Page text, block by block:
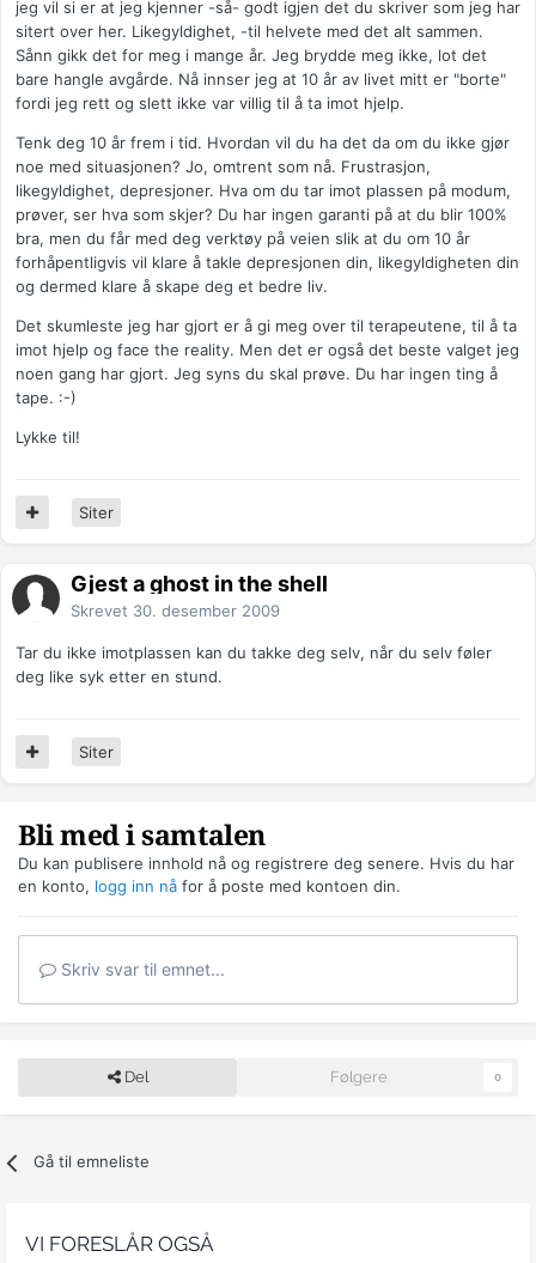
jeg vil si er at jeg kjenner -så- godt igjen det du skriver som jeg har
sitert over her. Likegyldighet, -til helvete med det alt sammen.
Sånn gikk det for meg i mange år. Jeg brydde meg ikke, lot det
bare hangle avgårde. Nå innser jeg at 10 år av livet mitt er "borte"
fordi jeg rett og slett ikke var villig til å ta imot hjelp.
Tenk deg 10 år frem i tid. Hvordan vil du ha det da om du ikke gjør
noe med situasjonen? Jo, omtrent som nå. Frustrasjon,
likegyldighet, depresjoner. Hva om du tar imot plassen på modum,
prøver, ser hva som skjer? Du har ingen garanti på at du blir 100%
bra, men du får med deg verktøy på veien slik at du om 10 år
forhåpentligvis vil klare å takle depresjonen din, likegyldigheten din
og dermed klare å skape deg et bedre liv.
Det skumleste jeg har gjort er å gi meg over til terapeutene, til å ta
imot hjelp og face the reality. Men det er også det beste valget jeg
noen gang har gjort. Jeg syns du skal prøve. Du har ingen ting å
tape. :-)
Lykke til!
Siter
Gjest a ghost in the shell
Skrevet 30. desember 2009
Tar du ikke imotplassen kan du takke deg selv, når du selv føler
deg like syk etter en stund.
Siter
Bli med i samtalen
Du kan publisere innhold nå og registrere deg senere. Hvis du har
en konto, logg inn nå for å poste med kontoen din.
Skriv svar til emnet...
Del Følgere 0
Gå til emneliste
VI FORESLÅR OGSÅ